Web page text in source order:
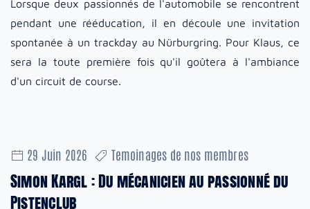
Lorsque deux passionnés de l'automobile se rencontrent
pendant une rééducation, il en découle une invitation
spontanée à un trackday au Nürburgring. Pour Klaus, ce
sera la toute première fois qu'il goûtera à l'ambiance
d'un circuit de course.
29 Juin 2026 Temoinages de nos membres
Simon Kargl : Du mécanicien au passionné du
Pistenclub